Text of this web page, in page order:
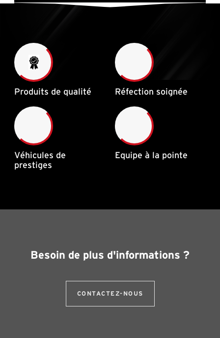
Produits de qualité Réfection soignée
Véhicules de
prestiges
Equipe à la pointe
Besoin de plus d'informations ?
CONTACTEZ-NOUS